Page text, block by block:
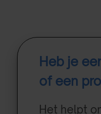
Heb je
of een
Het helpt